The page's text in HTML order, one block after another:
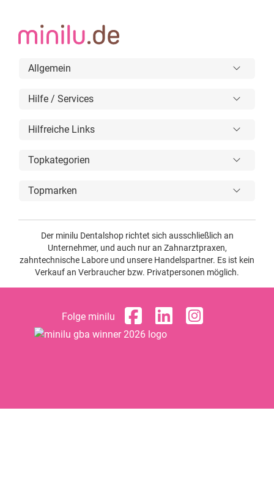
Allgemein
Hilfe / Services
Hilfreiche Links
Topkategorien
Topmarken
Der minilu Dentalshop richtet sich ausschließlich an
Unternehmer, und auch nur an Zahnarztpraxen,
zahntechnische Labore und unsere Handelspartner. Es ist kein
Verkauf an Verbraucher bzw. Privatpersonen möglich.
Folge minilu